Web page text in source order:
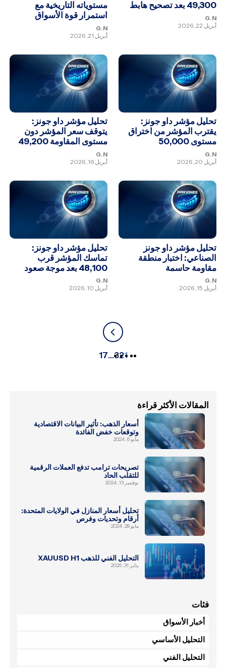
49,300 بعد تصحيح هابط
G.N
أبريل 22, 2026
مستوياته التاريخية مع
استمرار قوة الأسواق
G.N
أبريل 21, 2026
تحليل مؤشر داو جونز:
يقترب المؤشر من اختراق
مستوى 50,000
G.N
أبريل 20, 2026
تحليل مؤشر داو جونز:
يتوقف سعر المؤشر دون
مستوى المقاومة 49,200
G.N
أبريل 16, 2026
تحليل مؤشر داو جونز
الصناعي: اختبار منطقة
مقاومة حاسمة
G.N
أبريل 15, 2026
تحليل مؤشر داو جونز:
تماسك المؤشر قرب
48,100 بعد موجة صعود
G.N
أبريل 10, 2026
1
2
3
…
17
المقالات الأكثر قراءة
أسعار الذهب: تأثير البيانات الاقتصادية
وتوقعات خفض الفائدة
مايو 6, 2024
تصريحات ترامب تدفع العملات الرقمية
للتقلب الحاد
نوفمبر 13, 2024
تحليل أسعار المنازل في الولايات المتحدة:
أرقام وتحديات وفرص
مايو 28, 2024
التحليل الفني للذهب XAUUSD H1
يناير 31, 2025
فئات
أخبار الأسواق
التحليل الأساسي
التحليل الفني